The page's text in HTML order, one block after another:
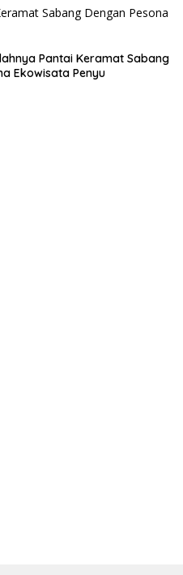
Negeri dari
Desa
Pantai Keramat Sabang
Ekowisata Penyu